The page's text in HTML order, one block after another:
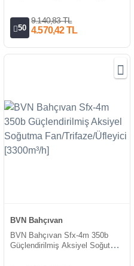
50
9.140,83 TL
4.570,42 TL
BVN Bahçıvan
BVN Bahçıvan Sfx-4m 350b
Güçlendirilmiş Aksiyel Soğutma